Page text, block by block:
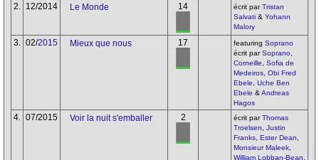
2. 12/2014 Le Monde 14 écrit parTristan
Salvati & Yohann
Malory
3. 02/2015 Mieux que nous 17 featuring Soprano
écrit parSoprano
Corneille
Sofia de
Medeiros Obi Fred
Ebele
Uche Ben
Ebele & Andreas
Hagos
4. 07/2015 Voir la nuit s'emballer 2 écrit parThomas
Troelsen
Justin
Franks Ester Dean
Monsieur Maleek
William Lobban-Bean